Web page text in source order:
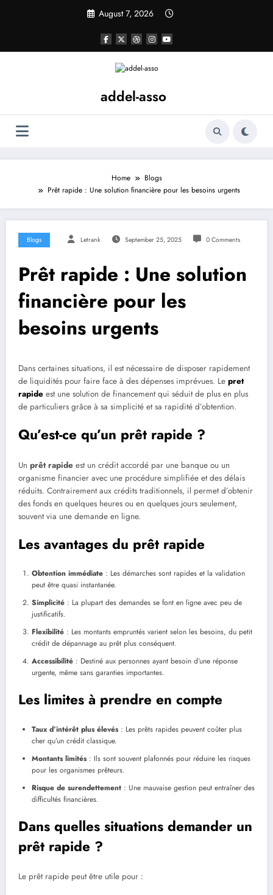
August 7, 2026
addel-asso
Home
Blogs
Prêt rapide : Une solution financière pour les besoins urgents
Blogs Letrank September 25, 2025 0 Comments
Prêt rapide : Une solution
financière pour les
besoins urgents
Dans certaines situations, il est nécessaire de disposer rapidement
de liquidités pour faire face à des dépenses imprévues. Le pret
rapide est une solution de financement qui séduit de plus en plus
de particuliers grâce à sa simplicité et sa rapidité d’obtention.
Qu’est-ce qu’un prêt rapide ?
Un prêt rapide est un crédit accordé par une banque ou un
organisme financier avec une procédure simplifiée et des délais
réduits. Contrairement aux crédits traditionnels, il permet d’obtenir
des fonds en quelques heures ou en quelques jours seulement,
souvent via une demande en ligne.
Les avantages du prêt rapide
Obtention immédiate : Les démarches sont rapides et la validation
peut être quasi instantanée.
Simplicité : La plupart des demandes se font en ligne avec peu de
justificatifs.
Flexibilité : Les montants empruntés varient selon les besoins, du petit
crédit de dépannage au prêt plus conséquent.
Accessibilité : Destiné aux personnes ayant besoin d’une réponse
urgente, même sans garanties importantes.
Les limites à prendre en compte
Taux d’intérêt plus élevés: Les prêts rapides peuvent coûter plus
cher qu’un crédit classique.
Montants limités: Ils sont souvent plafonnés pour réduire les risques
pour les organismes prêteurs.
Risque de surendettement : Une mauvaise gestion peut entraîner des
difficultés financières.
Dans quelles situations demander un
prêt rapide ?
Le prêt rapide peut être utile pour :